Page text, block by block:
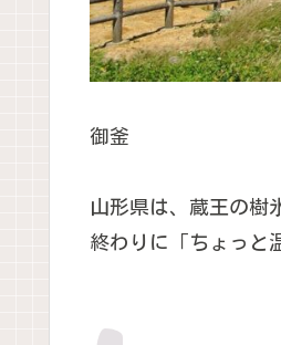
御釜
山形県は、蔵王の樹
終わりに「ちょっと